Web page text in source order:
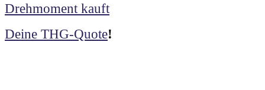
Drehmoment kauft
Deine THG-Quote!